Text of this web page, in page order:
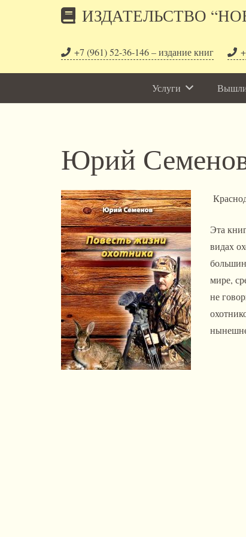
ИЗДАТЕЛЬСТВО
+7 (961) 52-36-146 – издание книг
Услуги Вышли
Юрий
Эта
видах
мире,
не